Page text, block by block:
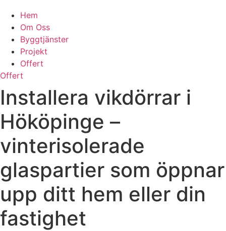
Hem
Om Oss
Byggtjänster
Projekt
Offert
Offert
Installera vikdörrar i
Hököpinge –
vinterisolerade
glaspartier som öppnar
upp ditt hem eller din
fastighet